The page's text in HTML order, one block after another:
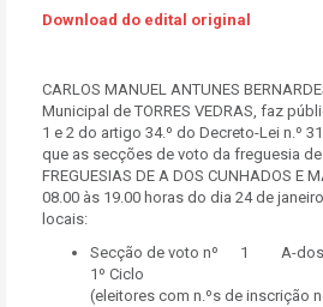
Download do edital original
CARLOS MANUEL ANTUNES
Municipal de TORRES VEDRAS, faz
1 e 2 do artigo 34.º do Decreto-Lei n.º
que as secções de voto da freguesia de
FREGUESIAS DE A DOS CUNHADOS E
08.00 às 19.00 horas do dia 24 de
locais:
Secção de voto nº 1 A-dos-
1º Ciclo
(eleitores com n.ºs de inscrição